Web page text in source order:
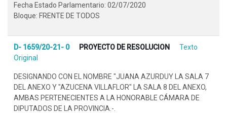
Fecha Estado Parlamentario: 02/07/2020
Bloque: FRENTE DE TODOS
D- 1659/20-21- 0 PROYECTO DE RESOLUCION
Texto
Original
DESIGNANDO CON EL NOMBRE "JUANA AZURDUY LA SALA 7
DEL ANEXO Y "AZUCENA VILLAFLOR" LA SALA 8 DEL ANEXO,
AMBAS PERTENECIENTES A LA HONORABLE CÁMARA DE
DIPUTADOS DE LA PROVINCIA.-.